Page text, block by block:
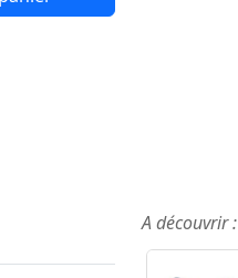
A découvrir :